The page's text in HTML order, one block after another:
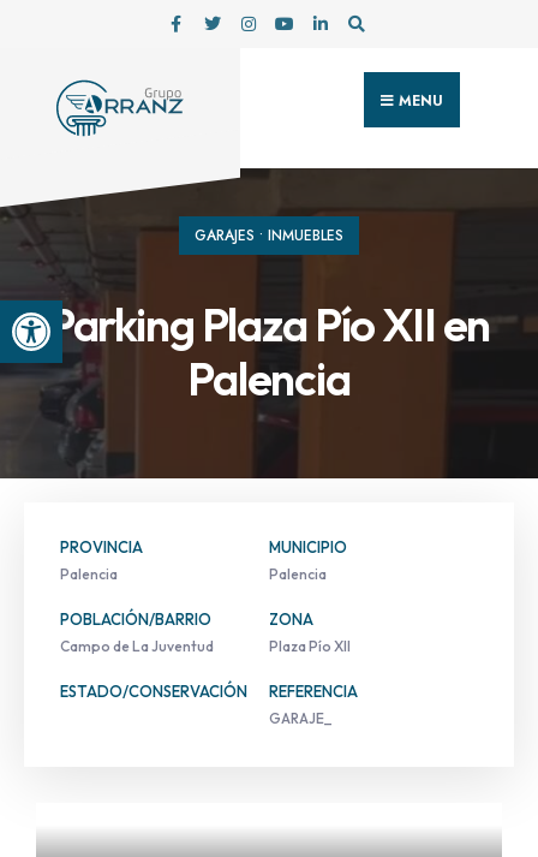
Abrir barra de herramientas
MENU
GARAJES • INMUEBLES
Parking Plaza Pío XII en
Palencia
PROVINCIA
Palencia
MUNICIPIO
Palencia
POBLACIÓN/BARRIO
Campo de La Juventud
ZONA
Plaza Pío XII
ESTADO/CONSERVACIÓN REFERENCIA
GARAJE_